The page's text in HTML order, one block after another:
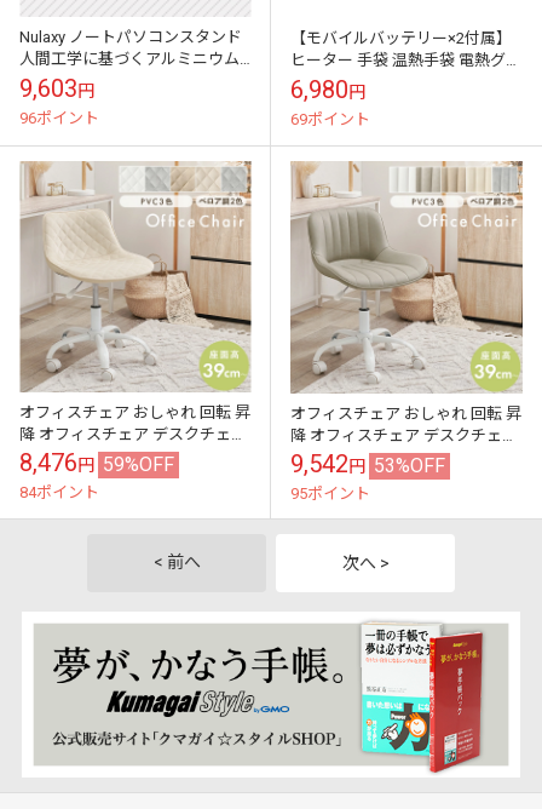
Nulaxy ノートパソコンスタンド
人間工学に基づくアルミニウム
ノートパソコンスタンド
9,603円
96ポイント
【モバイルバッテリー×2付属】
ヒーター 手袋 温熱手袋 電熱グロ
ーブ 防寒手袋 給電 ヒーター 内
蔵 手袋 あったかグッズ 防寒...
6,980円
69ポイント
オフィスチェア おしゃれ 回転 昇
降 オフィスチェア デスクチェア
おしゃれ 北欧 ベロア調 PVC パソ
コンチェア キャスター付...
8,476円 59%OFF
84ポイント
オフィスチェア おしゃれ 回転 昇
降 オフィスチェア デスクチェア
おしゃれ 北欧 ベロア調 PVC パソ
コンチェア キャスター付...
9,542円 53%OFF
95ポイント
< 前へ 次へ >